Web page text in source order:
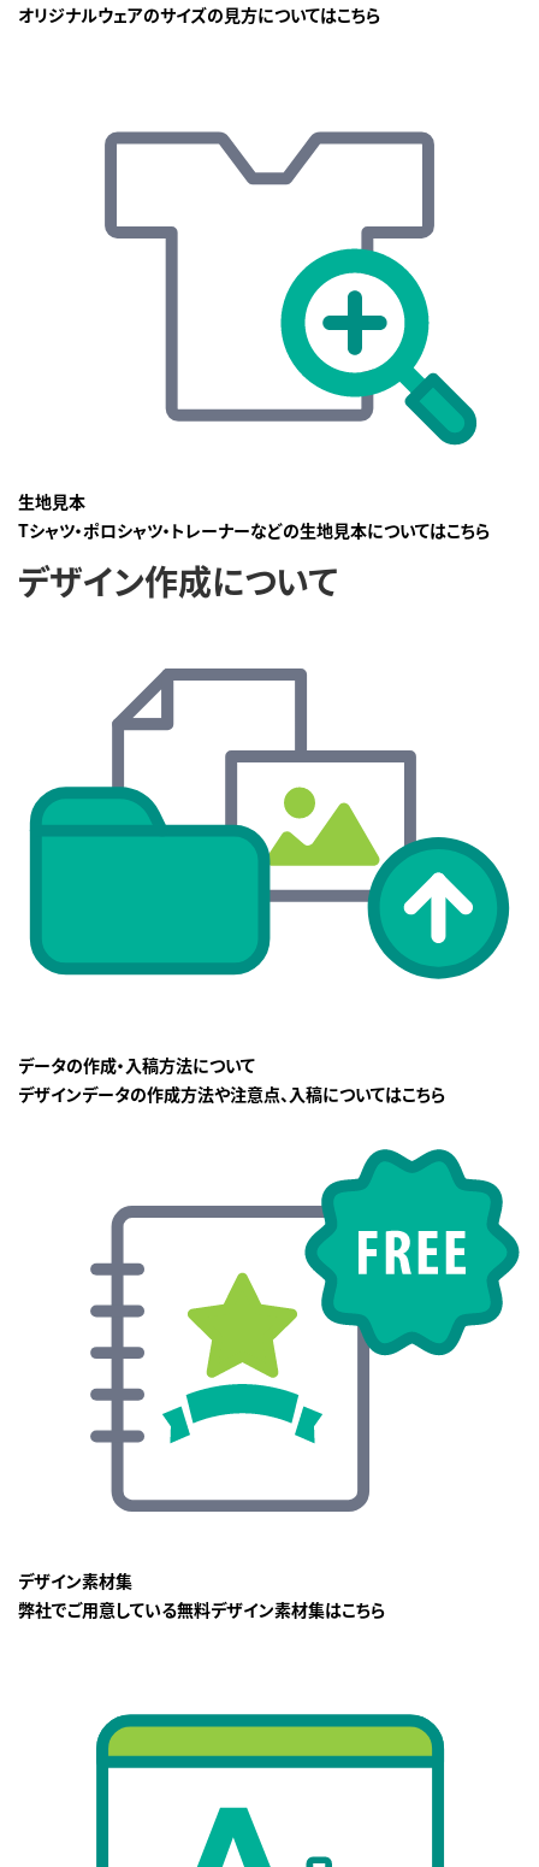
オリジナルウェアのサイズの見方についてはこちら
生地見本
Tシャツ・ポロシャツ・トレーナーなどの生地見本についてはこちら
デザイン作成について
データの作成・入稿方法について
デザインデータの作成方法や注意点、入稿についてはこちら
デザイン素材集
弊社でご用意している無料デザイン素材集はこちら